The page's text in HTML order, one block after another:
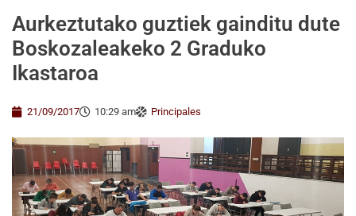
Aurkeztutako guztiek gainditu dute
Boskozaleakeko 2 Graduko
Ikastaroa
21/09/2017 10:29 am Principales